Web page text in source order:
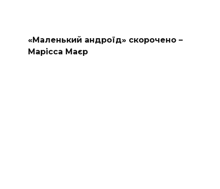
«Маленький андроїд» скорочено –
Марісса Маєр